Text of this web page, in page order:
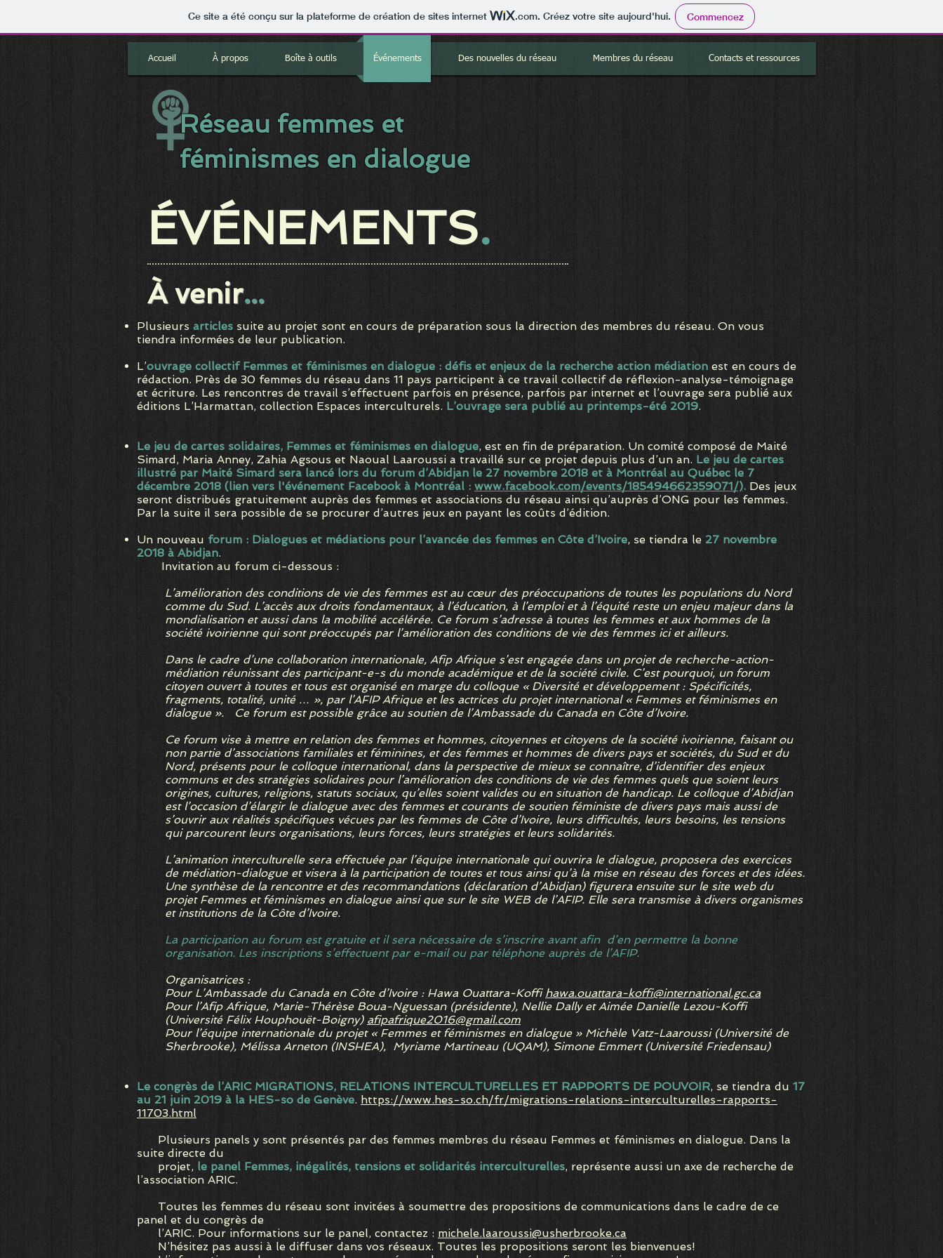
Ce site a été conçu sur la plateforme de création de sites internet .com. Créez votre site aujourd'hui. Commencez
Accueil À propos Boîte à outils Événements Des nouvelles du réseau Membres du réseau Contacts et ressources
Réseau femmes et
féminismes en dialogue
ÉVÉNEMENTS.
À venir...
Plusieurs articles suite au projet sont en cours de préparation sous la direction des membres du réseau. On vous
tiendra informées de leur publication.
L’ouvrage collectif Femmes et féminismes en dialogue : défis et enjeux de la recherche action médiation est en cours de
rédaction. Près de 30 femmes du réseau dans 11 pays participent à ce travail collectif de réflexion-analyse-témoignage
et écriture. Les rencontres de travail s’effectuent parfois en présence, parfois par internet et l’ouvrage sera publié aux
éditions L’Harmattan, collection Espaces interculturels. L’ouvrage sera publié au printemps-été 2019.
Le jeu de cartes solidaires, Femmes et féminismes en dialogue, est en fin de préparation. Un comité composé de Maité
Simard, Maria Anney, Zahia Agsous et Naoual Laaroussi a travaillé sur ce projet depuis plus d’un an. Le jeu de cartes
illustré par Maité Simard sera lancé lors du forum d’Abidjan le 27 novembre 2018 et à Montréal au Québec le 7
décembre 2018 (lien vers l'événement Facebook à Montréal : www.facebook.com/events/185494662359071/). Des jeux
seront distribués gratuitement auprès des femmes et associations du réseau ainsi qu’auprès d’ONG pour les femmes.
Par la suite il sera possible de se procurer d’autres jeux en payant les coûts d’édition.
Un nouveau forum : Dialogues et médiations pour l’avancée des femmes en Côte d’Ivoire, se tiendra le 27 novembre
2018 à Abidjan.
Invitation au forum ci-dessous :
L’amélioration des conditions de vie des femmes est au cœur des préoccupations de toutes les populations du Nord
comme du Sud. L’accès aux droits fondamentaux, à l’éducation, à l’emploi et à l’équité reste un enjeu majeur dans la
mondialisation et aussi dans la mobilité accélérée. Ce forum s’adresse à toutes les femmes et aux hommes de la
société ivoirienne qui sont préoccupés par l’amélioration des conditions de vie des femmes ici et ailleurs.
Dans le cadre d’une collaboration internationale, Afip Afrique s’est engagée dans un projet de recherche-action-
médiation réunissant des participant-e-s du monde académique et de la société civile. C’est pourquoi, un forum
citoyen ouvert à toutes et tous est organisé en marge du colloque « Diversité et développement : Spécificités,
fragments, totalité, unité … », par l’AFIP Afrique et les actrices du projet international « Femmes et féminismes en
dialogue ». Ce forum est possible grâce au soutien de l’Ambassade du Canada en Côte d’Ivoire.
Ce forum vise à mettre en relation des femmes et hommes, citoyennes et citoyens de la société ivoirienne, faisant ou
non partie d’associations familiales et féminines, et des femmes et hommes de divers pays et sociétés, du Sud et du
Nord, présents pour le colloque international, dans la perspective de mieux se connaître, d’identifier des enjeux
communs et des stratégies solidaires pour l’amélioration des conditions de vie des femmes quels que soient leurs
origines, cultures, religions, statuts sociaux, qu’elles soient valides ou en situation de handicap. Le colloque d’Abidjan
est l’occasion d’élargir le dialogue avec des femmes et courants de soutien féministe de divers pays mais aussi de
s’ouvrir aux réalités spécifiques vécues par les femmes de Côte d’Ivoire, leurs difficultés, leurs besoins, les tensions
qui parcourent leurs organisations, leurs forces, leurs stratégies et leurs solidarités.
L’animation interculturelle sera effectuée par l’équipe internationale qui ouvrira le dialogue, proposera des exercices
de médiation-dialogue et visera à la participation de toutes et tous ainsi qu’à la mise en réseau des forces et des idées.
Une synthèse de la rencontre et des recommandations (déclaration d’Abidjan) figurera ensuite sur le site web du
projet Femmes et féminismes en dialogue ainsi que sur le site WEB de l’AFIP. Elle sera transmise à divers organismes
et institutions de la Côte d’Ivoire.
La participation au forum est gratuite et il sera nécessaire de s’inscrire avant afin d’en permettre la bonne
organisation. Les inscriptions s’effectuent par e-mail ou par téléphone auprès de l’AFIP.
Organisatrices :
Pour L’Ambassade du Canada en Côte d’Ivoire : Hawa Ouattara-Koffi hawa.ouattara-koffi@international.gc.ca
Pour l’Afip Afrique, Marie-Thérèse Boua-Nguessan (présidente), Nellie Dally et Aimée Danielle Lezou-Koffi
(Université Félix Houphouët-Boigny) afipafrique2016@gmail.com
Pour l’équipe internationale du projet « Femmes et féminismes en dialogue » Michèle Vatz-Laaroussi (Université de
Sherbrooke), Mélissa Arneton (INSHEA), Myriame Martineau (UQAM), Simone Emmert (Université Friedensau)
Le congrès de l’ARIC MIGRATIONS, RELATIONS INTERCULTURELLES ET RAPPORTS DE POUVOIR, se tiendra du 17
au 21 juin 2019 à la HES-so de Genève. https://www.hes-so.ch/fr/migrations-relations-interculturelles-rapports-
11703.html
Plusieurs panels y sont présentés par des femmes membres du réseau Femmes et féminismes en dialogue. Dans la
suite directe du
projet, le panel Femmes, inégalités, tensions et solidarités interculturelles, représente aussi un axe de recherche de
l’association ARIC.
Toutes les femmes du réseau sont invitées à soumettre des propositions de communications dans le cadre de ce
panel et du congrès de
l’ARIC. Pour informations sur le panel, contactez : michele.laaroussi@usherbrooke.ca
N’hésitez pas aussi à le diffuser dans vos réseaux. Toutes les propositions seront les bienvenues!